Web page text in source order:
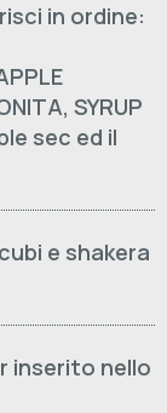
in ordine:
SYRUP
sec ed il
e shakera
inserito nello